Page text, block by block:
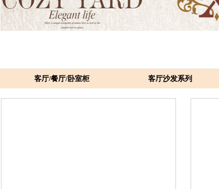
客厅/餐厅/卧室柜 客厅沙发系列